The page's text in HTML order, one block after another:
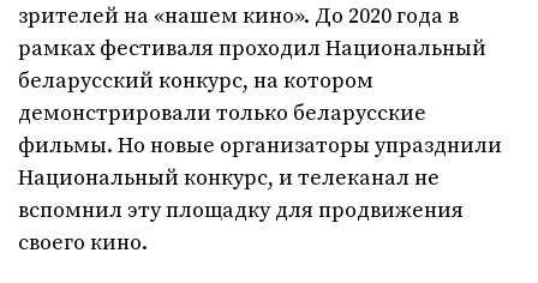
зрителей на «нашем кино». До 2020 года в
рамках фестиваля проходил Национальный
беларусский конкурс, на котором
демонстрировали только беларусские
фильмы. Но новые организаторы упразднили
Национальный конкурс, и телеканал не
вспомнил эту площадку для продвижения
своего кино.